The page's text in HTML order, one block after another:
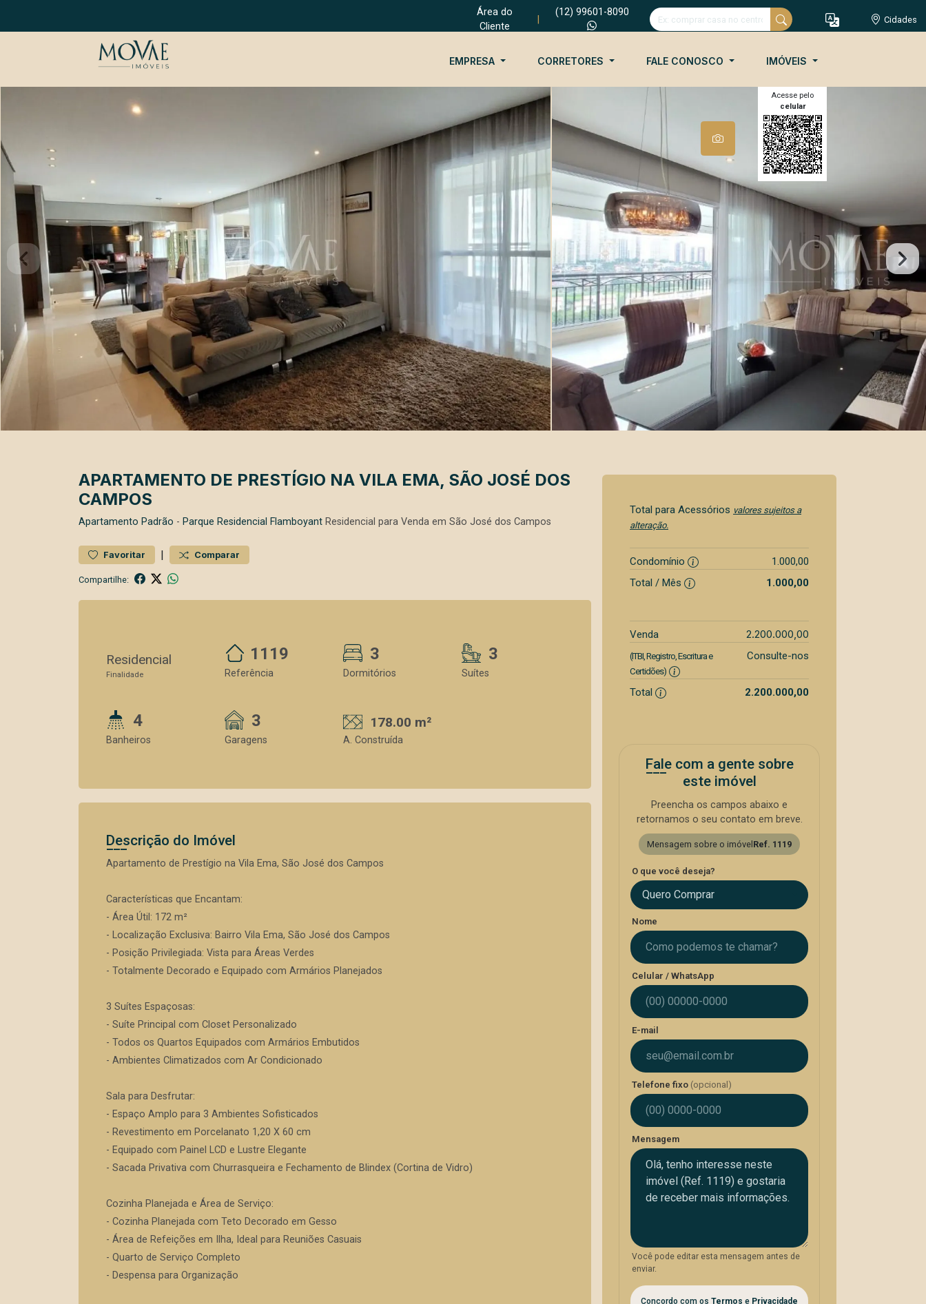
Área do
Cliente
(12) 99601-8090
Cidades
EMPRESA CORRETORES FALE CONOSCO IMÓVEIS
Acesse pelo
celular
APARTAMENTO DE PRESTÍGIO NA VILA EMA, SÃO JOSÉ DOS
CAMPOS
Apartamento Padrão - Parque Residencial Flamboyant Residencial para Venda em São José dos Campos
Favoritar | Comparar
Compartilhe:
Residencial
Finalidade
1119
Referência
3
Dormitórios
3
Suítes
4
Banheiros
3
Garagens
178.00 m²
A. Construída
Descrição do Imóvel
Apartamento de Prestígio na Vila Ema, São José dos Campos
Características que Encantam:
- Área Útil: 172 m²
- Localização Exclusiva: Bairro Vila Ema, São José dos Campos
- Posição Privilegiada: Vista para Áreas Verdes
- Totalmente Decorado e Equipado com Armários Planejados
3 Suítes Espaçosas:
- Suíte Principal com Closet Personalizado
- Todos os Quartos Equipados com Armários Embutidos
- Ambientes Climatizados com Ar Condicionado
Sala para Desfrutar:
- Espaço Amplo para 3 Ambientes Sofisticados
- Revestimento em Porcelanato 1,20 X 60 cm
- Equipado com Painel LCD e Lustre Elegante
- Sacada Privativa com Churrasqueira e Fechamento de Blindex (Cortina de Vidro)
Cozinha Planejada e Área de Serviço:
- Cozinha Planejada com Teto Decorado em Gesso
- Área de Refeições em Ilha, Ideal para Reuniões Casuais
- Quarto de Serviço Completo
- Despensa para Organização
Total para Acessórios valores sujeitos a
alteração.
Condomínio
1.000,00
Total / Mês
1.000,00
Venda 2.200.000,00
(ITBI, Registro, Escritura e
Certidões)
Consulte-nos
Total 2.200.000,00
Fale com a gente sobre
este imóvel
Preencha os campos abaixo e
retornamos o seu contato em breve.
Mensagem sobre o imóvel Ref. 1119
O que você deseja?
Quero Comprar
Nome
Celular / WhatsApp
E-mail
Telefone fixo (opcional)
Mensagem
Você pode editar esta mensagem antes de
enviar.
Concordo com os Termos e Privacidade